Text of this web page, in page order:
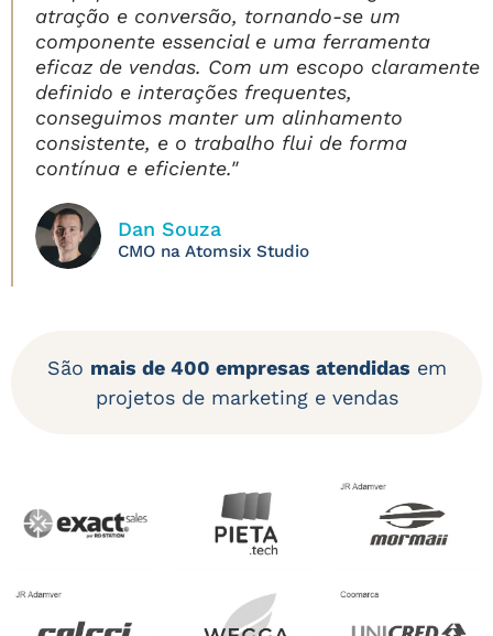
atração e conversão, tornando-se um
componente essencial e uma ferramenta
eficaz de vendas. Com um escopo claramente
definido e interações frequentes,
conseguimos manter um alinhamento
consistente, e o trabalho flui de forma
contínua e eficiente."
Dan Souza
CMO na Atomsix Studio
São mais de 400 empresas atendidas em
projetos de marketing e vendas